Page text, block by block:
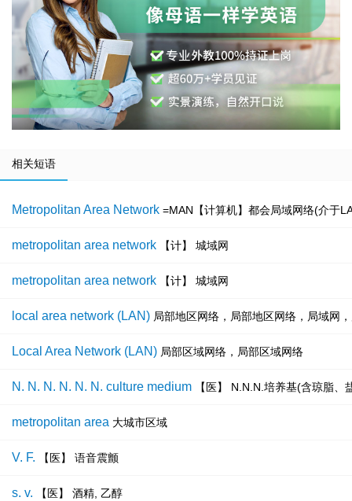
相关短语
Metropolitan Area Network =MAN【计算机】都会局域网络(介于
metropolitan area network 【计】 城域网
metropolitan area network 【计】 城域网
local area network (LAN) 局部地区网络，局部地区网络，局域网
Local Area Network (LAN) 局部区域网络，局部区域网络
N. N. N. N. N. N. culture medium 【医】 N.N.N.培养基(含琼脂
metropolitan area 大城市区域
V. F. 【医】 语音震颤
s. v. 【医】 酒精, 乙醇